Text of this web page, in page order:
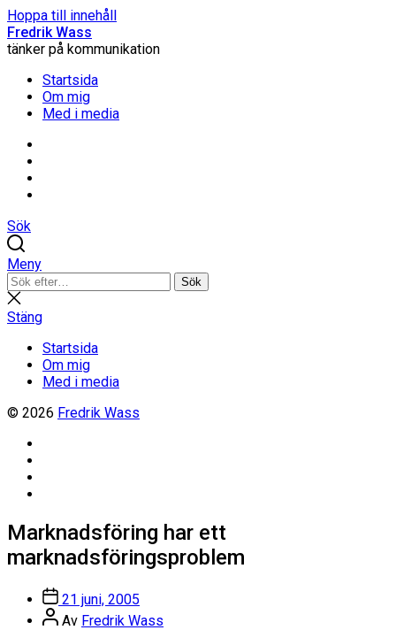
Hoppa till innehåll
Fredrik Wass
tänker på kommunikation
Startsida
Om mig
Med i media
Sök
Meny
Sök
efter:
Sök
Stäng
sökning
Stäng
Startsida
Om mig
Med i media
© 2026 Fredrik Wass
Marknadsföring har ett
marknadsföringsproblem
Inläggsdatum
21 juni, 2005
Inläggsförfattare
Av Fredrik Wass